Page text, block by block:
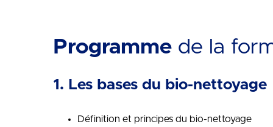
Programme de la
1. Les bases du bio-nettoyage
Définition et principes du bio-nettoyage